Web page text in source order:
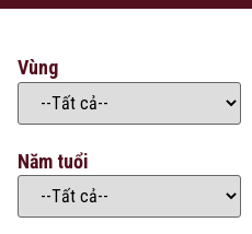
Vùng
Năm tuổi